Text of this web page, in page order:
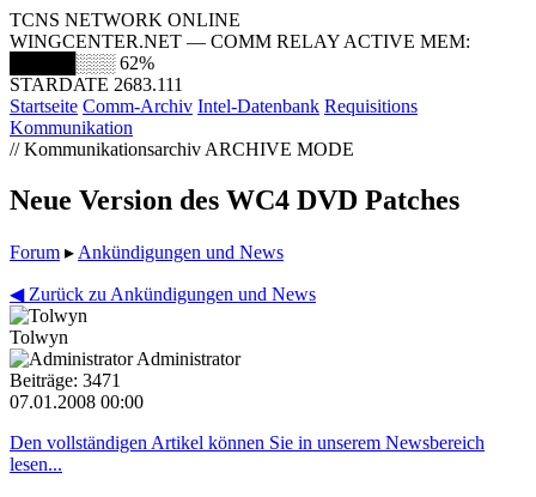
TCNS NETWORK ONLINE
WINGCENTER.NET — COMM RELAY ACTIVE MEM:
█████░░░ 62%
STARDATE 2683.111
Startseite Comm-Archiv Intel-Datenbank Requisitions
Kommunikation
// Kommunikationsarchiv ARCHIVE MODE
Neue Version des WC4 DVD Patches
Forum ▸ Ankündigungen und News
◀ Zurück zu Ankündigungen und News
Tolwyn
Administrator
Beiträge: 3471
07.01.2008 00:00
Den vollständigen Artikel können Sie in unserem Newsbereich
lesen...